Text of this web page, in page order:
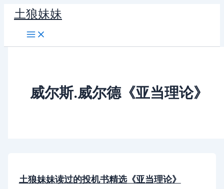
容
土狼妹妹
威尔斯.威尔德《亚当理论》
土狼妹妹读过的投机书精选《亚当理论》